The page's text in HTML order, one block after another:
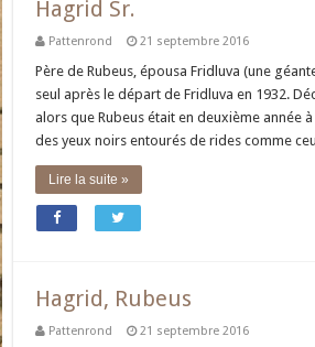
Hagrid Sr.
Pattenrond 21 septembre 2016
Père de Rubeus, épousa Fridluva (une
seul après le départ de Fridluva en 1932.
alors que Rubeus était en deuxième année
des yeux noirs entourés de rides comme
Lire la suite »
Hagrid, Rubeus
Pattenrond 21 septembre 2016